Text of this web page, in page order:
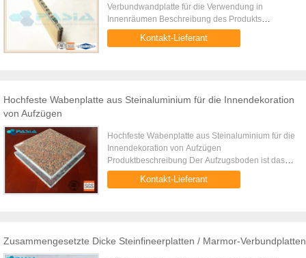
Verbundwandplatte für die Verwendung in
Innenräumen Beschreibung des Produkts
Leichtgewichts-Marmorstein-Honeybomb-
Verbundwandplatte für Innenwände und
Kontakt-Lieferant
Hochfeste Wabenplatte aus Steinaluminium für die Innendekoration
von Aufzügen
Hochfeste Wabenplatte aus Steinaluminium für die
Innendekoration von Aufzügen
Produktbeschreibung Der Aufzugsboden ist das
Bodendekorationsmaterial, das auf dem Boden der
Aufzugskabine verlegt wird. Der ...
Kontakt-Lieferant
Zusammengesetzte Dicke Steinfineerplatten / Marmor-Verbundplatten